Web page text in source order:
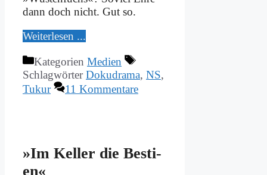
dann doch nicht. Gut so.
Wei­ter­le­sen ...
Kategorien Medien
SchlagwörterDokudrama, NS,
Tukur
11 Kommentare
»Im Kel­ler die Be­sti­
en«